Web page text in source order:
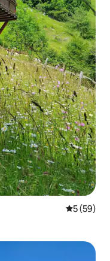
평점 5점(5
5 (59)